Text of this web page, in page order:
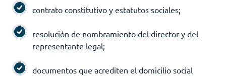
contrato constitutivo y estatutos sociales;
resolución de nombramiento del director y del
representante legal;
documentos que acrediten el domicilio social